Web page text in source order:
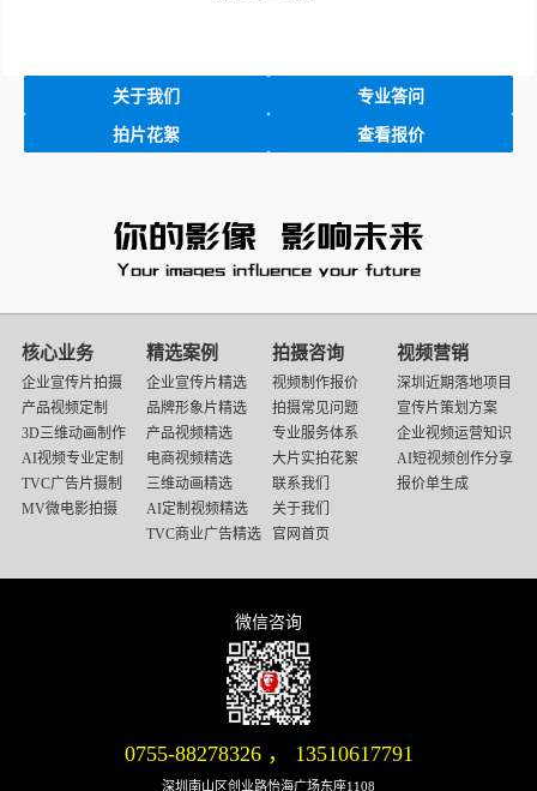
关于我们 专业答问
拍片花絮 查看报价
核心业务
企业宣传片拍摄
产品视频定制
3D三维动画制作
AI视频专业定制
TVC广告片摄制
MV微电影拍摄
精选案例
企业宣传片精选
品牌形象片精选
产品视频精选
电商视频精选
三维动画精选
AI定制视频精选
TVC商业广告精选
拍摄咨询
视频制作报价
拍摄常见问题
专业服务体系
大片实拍花絮
联系我们
关于我们
官网首页
视频营销
深圳近期落地项目
宣传片策划方案
企业视频运营知识
AI短视频创作分享
报价单生成
微信咨询
0755-88278326， 13510617791
深圳南山区创业路怡海广场东座1108